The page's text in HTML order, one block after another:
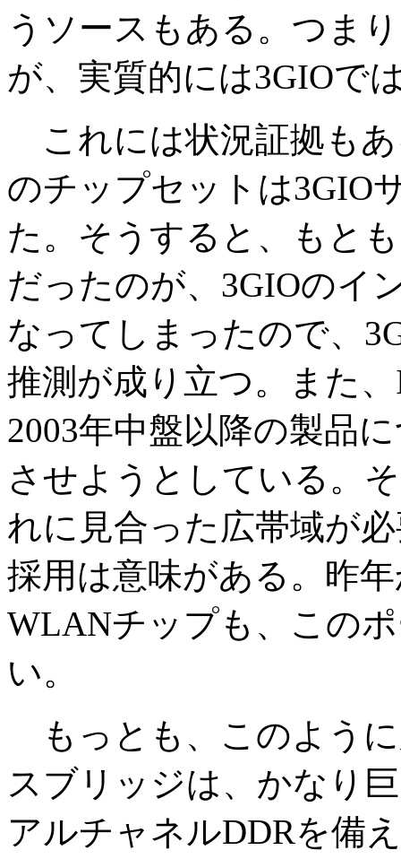
うソースもある。つま
が、実質的には3GIOで
これには状況証拠もあ
のチップセットは3GIO
た。そうすると、もと
だったのが、3GIOのイ
なってしまったので、
推測が成り立つ。また
2003年中盤以降の製品
させようとしている。
れに見合った広帯域が
採用は意味がある。昨
WLANチップも、この
い。
もっとも、このよう
スブリッジは、かなり
アルチャネルDDRを備